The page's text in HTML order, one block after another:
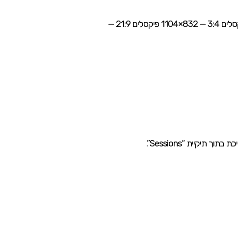
16:9 — 1280×720 פיקסלים 9:16 — 720×1280 פיקסלים 1:1 — 960×960 פיקסלים 4:3 — 1104×832 פיקסלים 3:4 — 832×1104 פיקסלים 21:9 —